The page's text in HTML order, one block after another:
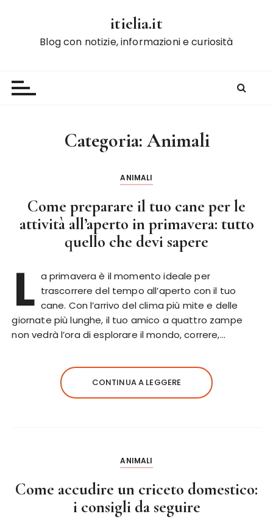
itielia.it
Blog con notizie, informazioni e curiosità
Categoria:Animali
ANIMALI
Come preparare il tuo cane per le
attività all’aperto in primavera: tutto
quello che devi sapere
L a primavera è il momento ideale per
trascorrere del tempo all’aperto con il tuo
cane. Con l’arrivo del clima più mite e delle
giornate più lunghe, il tuo amico a quattro zampe
non vedrà l’ora di esplorare il mondo, correre,…
CONTINUA A LEGGERE
ANIMALI
Come accudire un criceto domestico:
i consigli da seguire